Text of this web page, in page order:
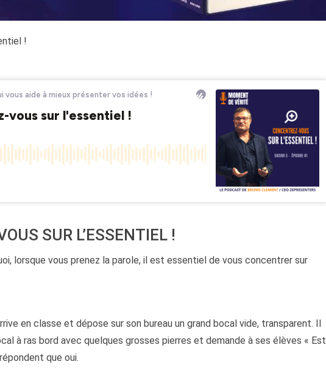
!
SUR L’ESSENTIEL !
lorsque vous prenez la parole, il est essentiel de vous concentrer sur
en classe et dépose sur son bureau un grand bocal vide, transparent. Il
à ras bord avec quelques grosses pierres et demande à ses élèves « Est
que oui.